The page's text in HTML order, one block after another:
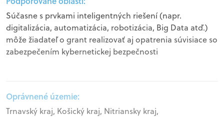
Súčasne s prvkami inteligentných riešení (napr.
digitalizácia, automatizácia, robotizácia, Big Data atď.)
môže žiadateľ o grant realizovať aj opatrenia súvisiace so
zabezpečením kybernetickej bezpečnosti
Oprávnené územie:
Trnavský kraj, Košický kraj, Nitriansky kraj,